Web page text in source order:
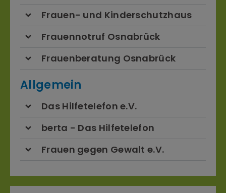
Frauen- und Kinderschutzhaus
Frauennotruf Osnabrück
Frauenberatung Osnabrück
Allgemein
Das Hilfetelefon e.V.
berta - Das Hilfetelefon
Frauen gegen Gewalt e.V.